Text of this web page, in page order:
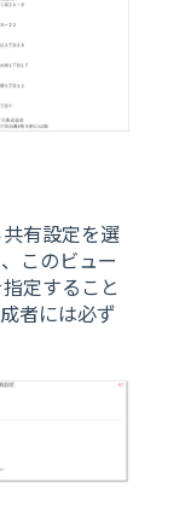
有設定を選
このビュー
定すること
者には必ず